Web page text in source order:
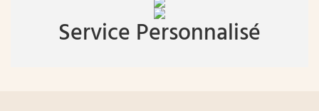
Service Personnalisé